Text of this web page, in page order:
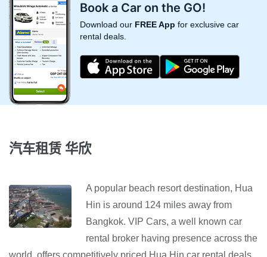
Book a Car on the GO!
Download our FREE App for exclusive car
rental deals.
汽车租赁 华欣
A popular beach resort destination, Hua
Hin is around 124 miles away from
Bangkok. VIP Cars, a well known car
rental broker having presence across the
world, offers competitively priced Hua Hin car rental deals